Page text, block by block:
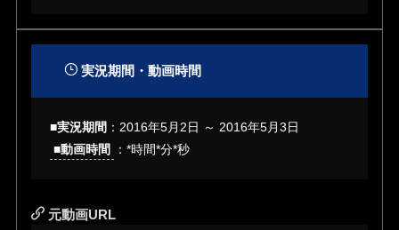
実況期間・動画時間
■実況期間 ：2016年5月2日 ～ 2016年5月3日
■動画時間
：*時間*分*秒
元動画URL